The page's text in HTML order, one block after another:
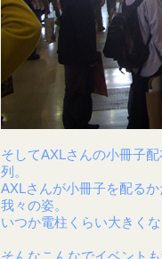
そしてAXLさんの小冊子
列。
AXLさんが小冊子を配る
我々の姿。
いつか電柱くらい大きく
そんなこんなでイベント